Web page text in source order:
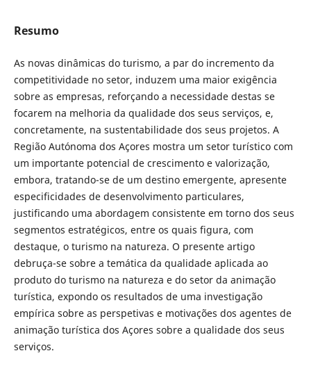
Resumo
As novas dinâmicas do turismo, a par do incremento da
competitividade no setor, induzem uma maior exigência
sobre as empresas, reforçando a necessidade destas se
focarem na melhoria da qualidade dos seus serviços, e,
concretamente, na sustentabilidade dos seus projetos. A
Região Autónoma dos Açores mostra um setor turístico com
um importante potencial de crescimento e valorização,
embora, tratando-se de um destino emergente, apresente
especificidades de desenvolvimento particulares,
justificando uma abordagem consistente em torno dos seus
segmentos estratégicos, entre os quais figura, com
destaque, o turismo na natureza. O presente artigo
debruça-se sobre a temática da qualidade aplicada ao
produto do turismo na natureza e do setor da animação
turística, expondo os resultados de uma investigação
empírica sobre as perspetivas e motivações dos agentes de
animação turística dos Açores sobre a qualidade dos seus
serviços.